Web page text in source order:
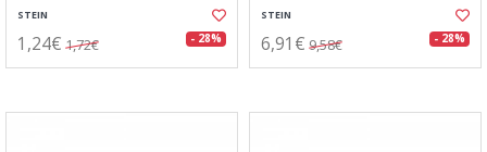
STEIN
1,24€ 1,72€ - 28%
STEIN
6,91€ 9,58€ - 28%